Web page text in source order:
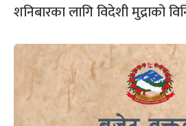
शनिबारका लागि विदेशी मुद्राको